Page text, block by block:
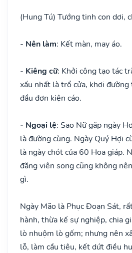
(Hung Tú) Tướng tinh con dơi,
- Nên làm: Kết màn, may áo.
- Kiêng cữ: Khởi công tạo tác
xấu nhất là trổ cửa, khơi đường
đầu đơn kiện cáo.
- Ngoại lệ: Sao Nữ gặp ngày
là đường cùng. Ngày Quý Hợi
là ngày chót của 60 Hoa giáp.
đăng viên song cũng không
gì.
Ngày Mão là Phục Đoạn Sát,
hành, thừa kế sự nghiệp, chia
lò nhuộm lò gốm; nhưng nên
lỗ, làm cầu tiêu, kết dứt điều